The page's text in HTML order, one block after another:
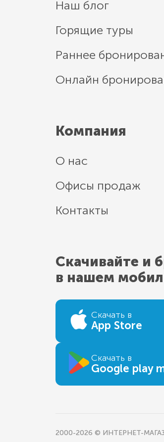
Наш блог
Горящие туры
Раннее
Онлайн
Компания
О нас
Офисы продаж
Контакты
Скачивайте и
в нашем
Скачать в
App Store
Скачать в
Google play
2000-2026 © ИНТЕРНЕТ-